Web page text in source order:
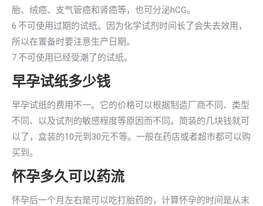
胎、绒癌、支气管癌和肾癌等，也可分泌hCG。
6.不可使用过期的试纸。因为化学试剂时间长了会失去效用，
所以在置备时要注意生产日期。
7.不可使用已经受潮了的试纸。
早孕试纸多少钱
早孕试纸的费用不一。它的价格可以根据制造厂商不同、类型
不同、以及试剂的敏感程度等原因而不同。简装的几块钱就可
以了，盒装的10元到30元不等。一般在药店或者超市都可以购
买到。
怀孕多久可以药流
怀孕后一个月左右是可以吃打胎药的，计算怀孕的时间是从末